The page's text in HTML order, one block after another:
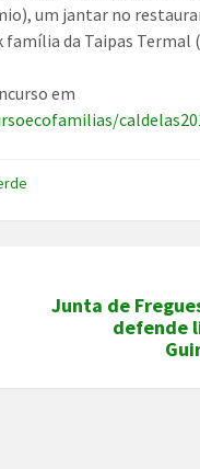
um jantar no
família da Taipas Termal
em
Junta de
defende